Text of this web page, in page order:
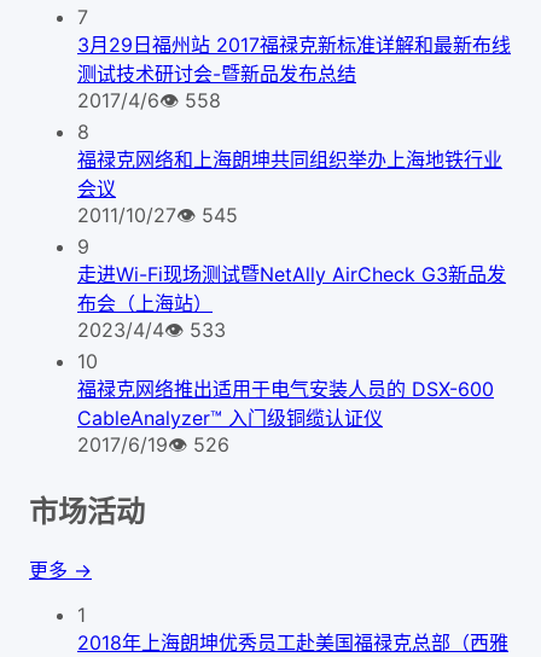
7
3月29日福州站 2017福禄克新标准详解和最新布线
测试技术研讨会-暨新品发布总结
2017/4/6👁 558
8
福禄克网络和上海朗坤共同组织举办上海地铁行业
会议
2011/10/27👁 545
9
走进Wi-Fi现场测试暨NetAlly AirCheck G3新品发
布会（上海站）
2023/4/4👁 533
10
福禄克网络推出适用于电气安装人员的 DSX-600
CableAnalyzer™ 入门级铜缆认证仪
2017/6/19👁 526
市场活动
更多 →
1
2018年上海朗坤优秀员工赴美国福禄克总部（西雅